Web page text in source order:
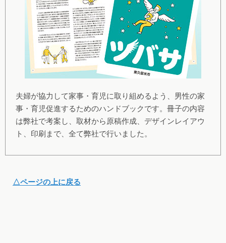
夫婦が協力して家事・育児に取り組めるよう、男性の家
事・育児促進するためのハンドブックです。冊子の内容
は弊社で考案し、取材から原稿作成、デザインレイアウ
ト、印刷まで、全て弊社で行いました。
△ページの上に戻る